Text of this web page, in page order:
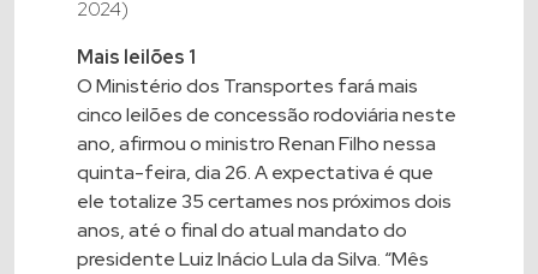
2024)
Mais leilões 1
O Ministério dos Transportes fará mais
cinco leilões de concessão rodoviária neste
ano, afirmou o ministro Renan Filho nessa
quinta-feira, dia 26. A expectativa é que
ele totalize 35 certames nos próximos dois
anos, até o final do atual mandato do
presidente Luiz Inácio Lula da Silva. “Mês